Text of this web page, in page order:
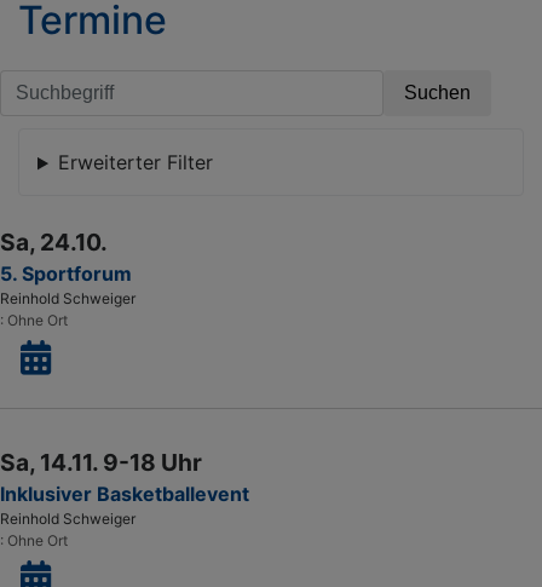
Termine
Erweiterter Filter
Sa, 24.10.
5. Sportforum
Reinhold Schweiger
Ohne Ort
Sa, 14.11. 9-18 Uhr
Inklusiver Basketballevent
Reinhold Schweiger
Ohne Ort